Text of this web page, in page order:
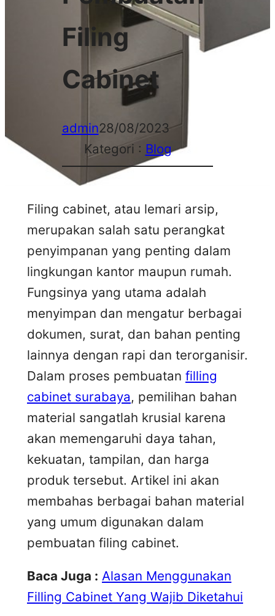
Filing
Cabinet
admin28/08/2023
Kategori : Blog
Filing cabinet, atau lemari arsip,
merupakan salah satu perangkat
penyimpanan yang penting dalam
lingkungan kantor maupun rumah.
Fungsinya yang utama adalah
menyimpan dan mengatur berbagai
dokumen, surat, dan bahan penting
lainnya dengan rapi dan terorganisir.
Dalam proses pembuatan filling
cabinet surabaya, pemilihan bahan
material sangatlah krusial karena
akan memengaruhi daya tahan,
kekuatan, tampilan, dan harga
produk tersebut. Artikel ini akan
membahas berbagai bahan material
yang umum digunakan dalam
pembuatan filing cabinet.
Baca Juga : Alasan Menggunakan
Filling Cabinet Yang Wajib Diketahui